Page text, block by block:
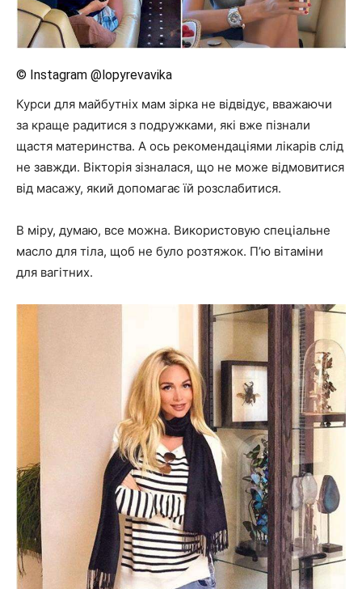
© Instagram @lopyrevavika
Курси для майбутніх мам зірка не відвідує, вважаючи
за краще радитися з подружками, які вже пізнали
щастя материнства. А ось рекомендаціями лікарів слід
не завжди. Вікторія зізналася, що не може відмовитися
від масажу, який допомагає їй розслабитися.
В міру, думаю, все можна. Використовую спеціальне
масло для тіла, щоб не було розтяжок. П’ю вітаміни
для вагітних.